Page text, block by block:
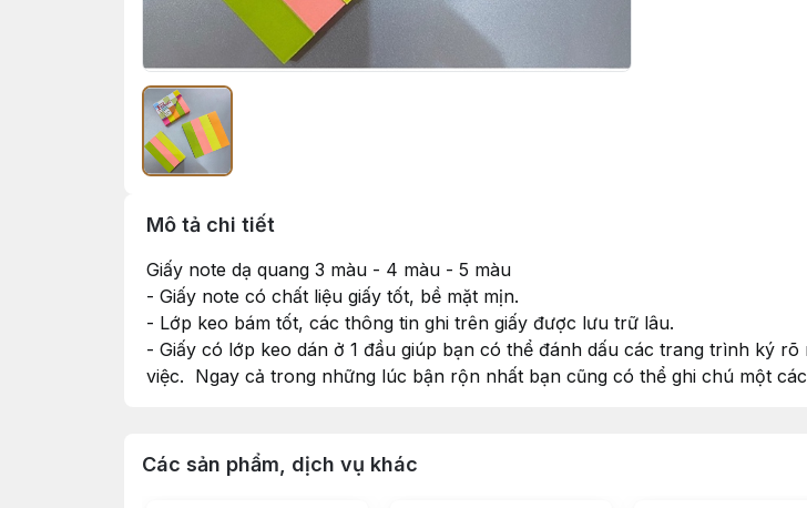
Mô tả chi tiết
Giấy note dạ quang 3 màu - 4 màu - 5 màu
- Giấy note có chất liệu giấy tốt, bề mặt mịn.
- Lớp keo bám tốt, các thông tin ghi trên giấy được lưu trữ lâu.
- Giấy có lớp keo dán ở 1 đầu giúp bạn có thể đánh dấu các trang trình ký
việc. Ngay cả trong những lúc bận rộn nhất bạn cũng có thể ghi chú một
Các sản phẩm, dịch vụ khác